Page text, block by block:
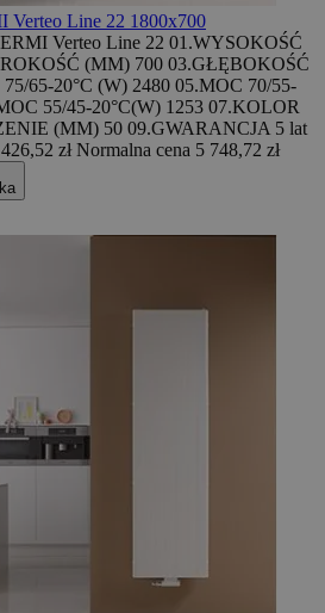
Line 22 1800x700
Verteo Line 22 01.WYSOKOŚĆ
(MM) 700 03.GŁĘBOKOŚĆ
65-20°C (W) 2480 05.MOC 70/55-
55/45-20°C(W) 1253 07.KOLOR
(MM) 50 09.GWARANCJA 5 lat
zł Normalna cena 5 748,72 zł